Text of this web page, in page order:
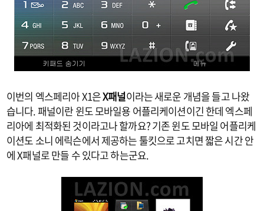
이번의 엑스페리아 X1은X패널이라는 새로운 개념을 들고 나왔
습니다. 패널이란 윈도 모바일용 어플리케이션이긴 한데 엑스페
리아에 최적화된 것이라고나 할까요? 기존 윈도 모바일 어플리케
이션도 소니 에릭슨에서 제공하는 툴킷으로 고치면 짧은 시간 안
에 X패널로 만들 수 있다고 하는군요.